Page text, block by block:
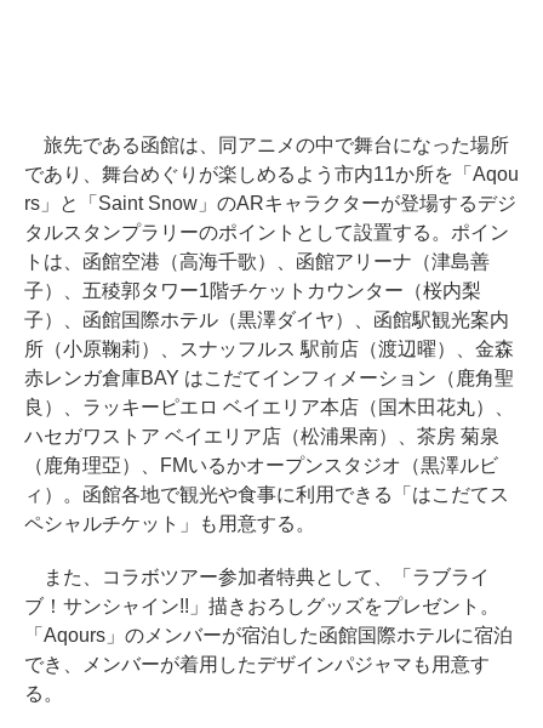
旅先である函館は、同アニメの中で舞台になった場所
であり、舞台めぐりが楽しめるよう市内11か所を「Aqou
rs」と「Saint Snow」のARキャラクターが登場するデジ
タルスタンプラリーのポイントとして設置する。ポイン
トは、函館空港（高海千歌）、函館アリーナ（津島善
子）、五稜郭タワー1階チケットカウンター（桜内梨
子）、函館国際ホテル（黒澤ダイヤ）、函館駅観光案内
所（小原鞠莉）、スナッフルス 駅前店（渡辺曜）、金森
赤レンガ倉庫BAY はこだてインフィメーション（鹿角聖
良）、ラッキーピエロ ベイエリア本店（国木田花丸）、
ハセガワストア ベイエリア店（松浦果南）、茶房 菊泉
（鹿角理亞）、FMいるかオープンスタジオ（黒澤ルビ
ィ）。函館各地で観光や食事に利用できる「はこだてス
ペシャルチケット」も用意する。
また、コラボツアー参加者特典として、「ラブライ
ブ！サンシャイン!!」描きおろしグッズをプレゼント。
「Aqours」のメンバーが宿泊した函館国際ホテルに宿泊
でき、メンバーが着用したデザインパジャマも用意す
る。